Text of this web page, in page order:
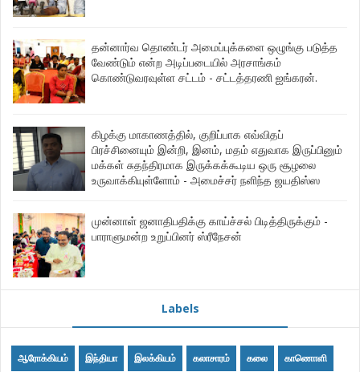
தன்னார்வ தொண்டர் அமைப்புக்களை ஒழுங்கு படுத்த
வேண்டும் என்ற அடிப்படையில் அரசாங்கம்
கொண்டுவரவுள்ள சட்டம் - சட்டத்தரணி ஐங்கரன்.
கிழக்கு மாகாணத்தில், குறிப்பாக எவ்விதப்
பிரச்சினையும் இன்றி, இனம், மதம் எதுவாக இருப்பினும்
மக்கள் சுதந்திரமாக இருக்கக்கூடிய ஒரு சூழலை
உருவாக்கியுள்ளோம் - அமைச்சர் நளிந்த ஜயதிஸ்ஸ
முன்னாள் ஜனாதிபதிக்கு காய்ச்சல் பிடித்திருக்கும் -
பாராளுமன்ற உறுப்பினர் ஸ்ரீநேசன்
Labels
ஆரோக்கியம் இந்தியா இலக்கியம் கலாசாரம் கலை காணொளி